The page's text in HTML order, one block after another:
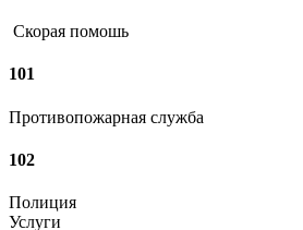
Скорая помошь
101
Противопожарная служба
102
Полиция
Услуги